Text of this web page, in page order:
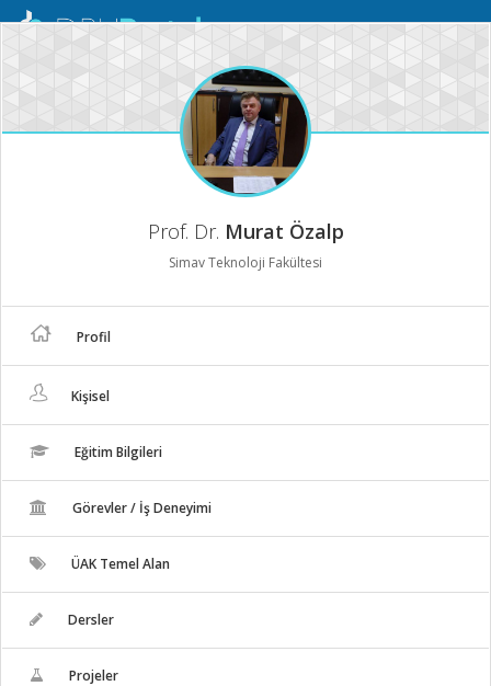
Mobil
Prof. Dr. Murat Özalp
Simav Teknoloji Fakültesi
Profil
Kişisel
Eğitim Bilgileri
Görevler / İş Deneyimi
ÜAK Temel Alan
Dersler
Projeler